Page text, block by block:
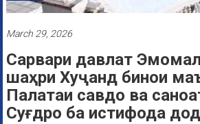
March 29, 2026
Сарвари давлат
шаҳри Хуҷанд бинои
Палатаи савдо ва
Суғдро ба истифода